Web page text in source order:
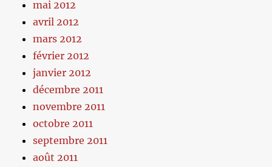
mai 2012
avril 2012
mars 2012
février 2012
janvier 2012
décembre 2011
novembre 2011
octobre 2011
septembre 2011
août 2011